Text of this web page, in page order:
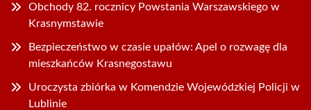
Obchody 82. rocznicy Powstania Warszawskiego w
Krasnymstawie
Bezpieczeństwo w czasie upałów: Apel o rozwagę dla
mieszkańców Krasnegostawu
Uroczysta zbiórka w Komendzie Wojewódzkiej Policji w
Lublinie